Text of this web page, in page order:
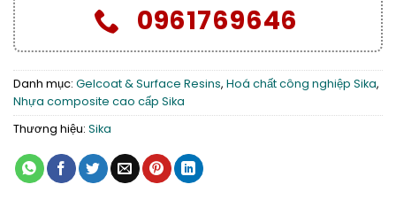
0961769646
Danh mục: Gelcoat & Surface Resins, Hoá chất công nghiệp Sika,
Nhựa composite cao cấp Sika
Thương hiệu: Sika